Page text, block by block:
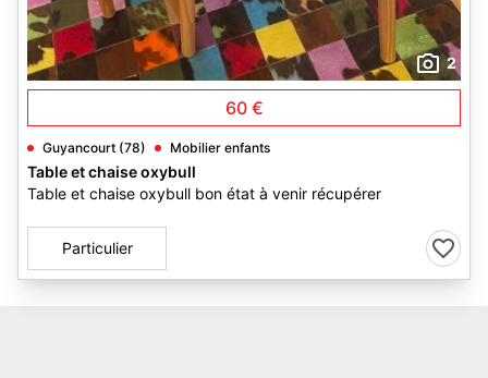
2
60 €
Guyancourt (78) Mobilier enfants
Table et chaise oxybull
Table et chaise oxybull bon état à venir récupérer
Particulier